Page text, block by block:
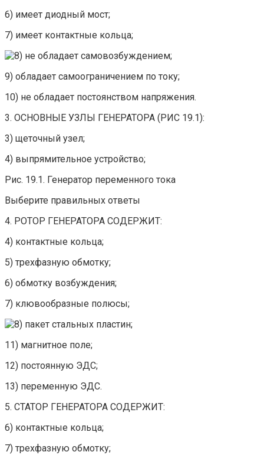
6) имеет диодный мост;
7) имеет контактные кольца;
не обладает самовозбуждением;
9) обладает самоограничением по току;
10) не обладает постоянством напряжения.
3. ОСНОВНЫЕ УЗЛЫ ГЕНЕРАТОРА (РИС 19.1):
3) щеточный узел;
4) выпрямительное устройство;
Рис. 19.1. Генератор переменного тока
Выберите правильных ответы
4. РОТОР ГЕНЕРАТОРА СОДЕРЖИТ:
4) контактные кольца;
5) трехфазную обмотку;
6) обмотку возбуждения;
7) клювообразные полюсы;
пакет стальных пластин;
11) магнитное поле;
12) постоянную ЭДС;
13) переменную ЭДС.
5. СТАТОР ГЕНЕРАТОРА СОДЕРЖИТ:
6) контактные кольца;
7) трехфазную обмотку;